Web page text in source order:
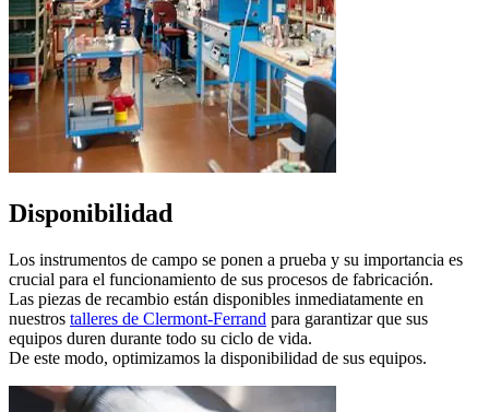
Disponibilidad
Los instrumentos de campo se ponen a prueba y su importancia es
crucial para el funcionamiento de sus procesos de fabricación.
Las piezas de recambio están disponibles inmediatamente en
nuestros talleres de Clermont-Ferrand para garantizar que sus
equipos duren durante todo su ciclo de vida.
De este modo, optimizamos la disponibilidad de sus equipos.